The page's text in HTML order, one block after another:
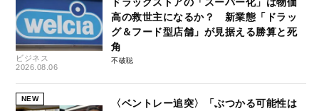
ビジネス
2026.08.06
高の救世主になるか？ 新業態「ドラッ
グ＆フード型店舗」が見据える勝算と死
角
不破聡
NEW 〈ベントレー追突〉「ぶつかる可能性は